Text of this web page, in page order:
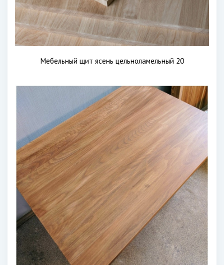
Мебельный щит ясень цельноламельный 20